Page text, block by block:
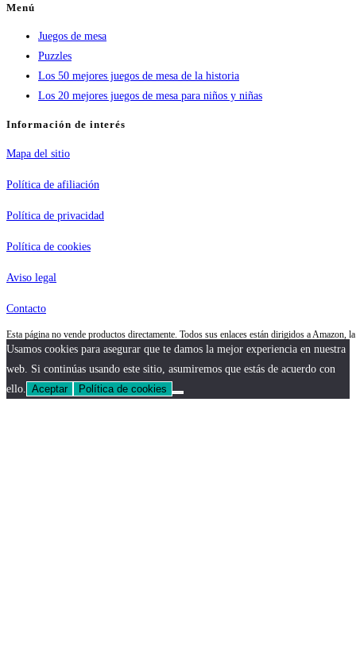
Menú
Juegos de mesa
Puzzles
Los 50 mejores juegos de mesa de la historia
Los 20 mejores juegos de mesa para niños y niñas
Información de interés
Mapa del sitio
Política de afiliación
Política de privacidad
Política de cookies
Aviso legal
Contacto
Esta página no vende productos directamente. Todos sus enlaces están dirigidos a
Usamos cookies para asegurar que te damos la mejor experiencia en nuestra
web. Si continúas usando este sitio, asumiremos que estás de acuerdo con
ello.
Aceptar Política de cookies